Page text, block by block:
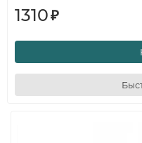
1310₽